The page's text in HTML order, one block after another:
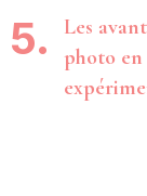
Les
photo en